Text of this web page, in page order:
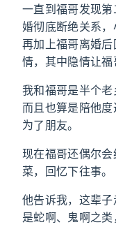
一直到福哥发现
婚彻底断绝关系，
再加上福哥离婚
情，其中隐情让福
我和福哥是半个老
而且也算是陪他
为了朋友。
现在福哥还偶尔
菜，回忆下往事。
他告诉我，这辈
是蛇啊、鬼啊之